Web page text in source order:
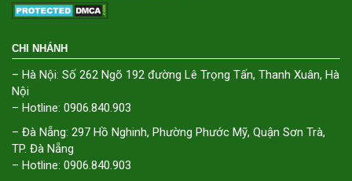
CHI NHÁNH
– Hà Nội: Số 262 Ngõ 192 đường Lê Trọng Tấn, Thanh Xuân, Hà
Nội
– Hotline: 0906.840.903
– Đà Nẵng: 297 Hồ Nghinh, Phường Phước Mỹ, Quận Sơn Trà,
TP. Đà Nẵng
– Hotline: 0906.840.903